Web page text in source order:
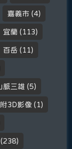
嘉義市 (4)
宜蘭 (113)
百岳 (11)
脈三雄 (5)
附3D影像 (1)
(238)